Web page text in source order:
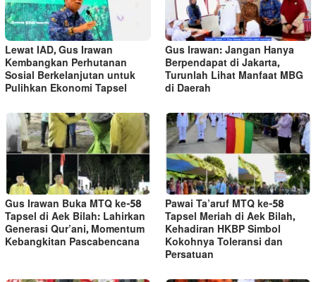
Lewat IAD, Gus Irawan
Kembangkan Perhutanan
Sosial Berkelanjutan untuk
Pulihkan Ekonomi Tapsel
Gus Irawan: Jangan Hanya
Berpendapat di Jakarta,
Turunlah Lihat Manfaat MBG
di Daerah
Gus Irawan Buka MTQ ke-58
Tapsel di Aek Bilah: Lahirkan
Generasi Qur’ani, Momentum
Kebangkitan Pascabencana
Pawai Ta’aruf MTQ ke-58
Tapsel Meriah di Aek Bilah,
Kehadiran HKBP Simbol
Kokohnya Toleransi dan
Persatuan